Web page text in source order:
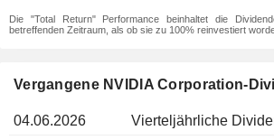
Die "Total Return" Performance beinhaltet die
betreffenden Zeitraum, als ob sie zu 100% reinvestiert
Vergangene NVIDIA Corporation-
04.06.2026
Vierteljährliche